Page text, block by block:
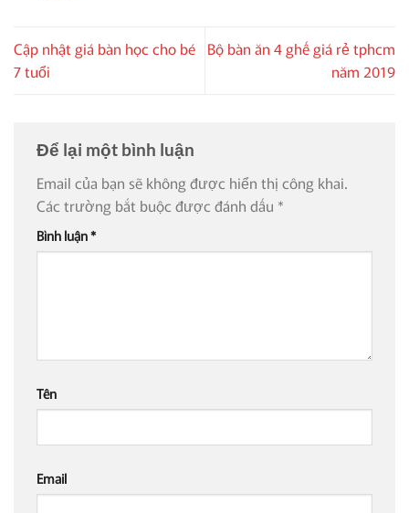
Cập nhật giá bàn học cho bé
7 tuổi
Bộ bàn ăn 4 ghế giá rẻ tphcm
năm 2019
Để lại một bình luận
Email của bạn sẽ không được hiển thị công khai.
Các trường bắt buộc được đánh dấu *
Bình luận*
Tên
Email